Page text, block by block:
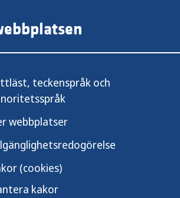
teckenspråk och
webbplatser
(cookies)
kakor